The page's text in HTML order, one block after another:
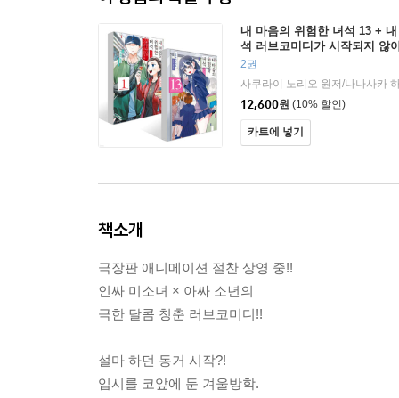
내 마음의 위험한 녀석 13 +
석 러브코미디가 시작되지 않
2권
12,600원 (10% 할인)
카트에 넣기
책소개
극장판 애니메이션 절찬 상영 중!!
인싸 미소녀 × 아싸 소년의
극한 달콤 청춘 러브코미디!!
설마 하던 동거 시작?!
입시를 코앞에 둔 겨울방학.